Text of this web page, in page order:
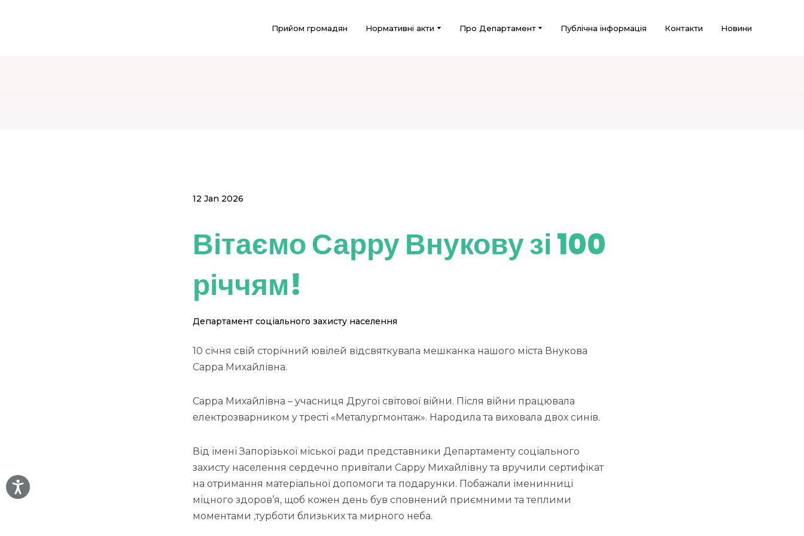
Прийом громадян Нормативні акти Про Департамент Публічна інформація Контакти Новини
12 Jan 2026
Вітаємо Сарру Внукову зі 100
річчям!
Департамент соціального захисту населення
10 січня свій сторічний ювілей відсвяткувала мешканка нашого міста Внукова
Сарра Михайлівна.
Сарра Михайлівна – учасниця Другої світової війни. Після війни працювала
електрозварником у тресті «Металургмонтаж». Народила та виховала двох синів.
Від імені Запорізької міської ради представники Департаменту соціального
захисту населення сердечно привітали Сарру Михайлівну та вручили сертифікат
на отримання матеріальної допомоги та подарунки. Побажали іменинниці
міцного здоров’я, щоб кожен день був сповнений приємними та теплими
моментами ,турботи близьких та мирного неба.